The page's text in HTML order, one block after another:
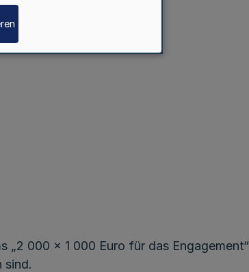
000 x 1 000 Euro für das Engagement“
sind.